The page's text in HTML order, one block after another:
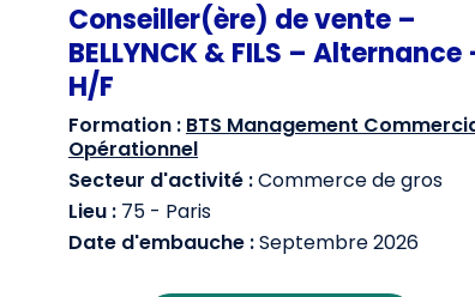
Conseiller(ère) de vente –
BELLYNCK & FILS – Alternance
H/F
Formation : BTS Management
Opérationnel
Secteur d'activité :Commerce de gros
Lieu : 75 - Paris
Date d'embauche :Septembre 2026